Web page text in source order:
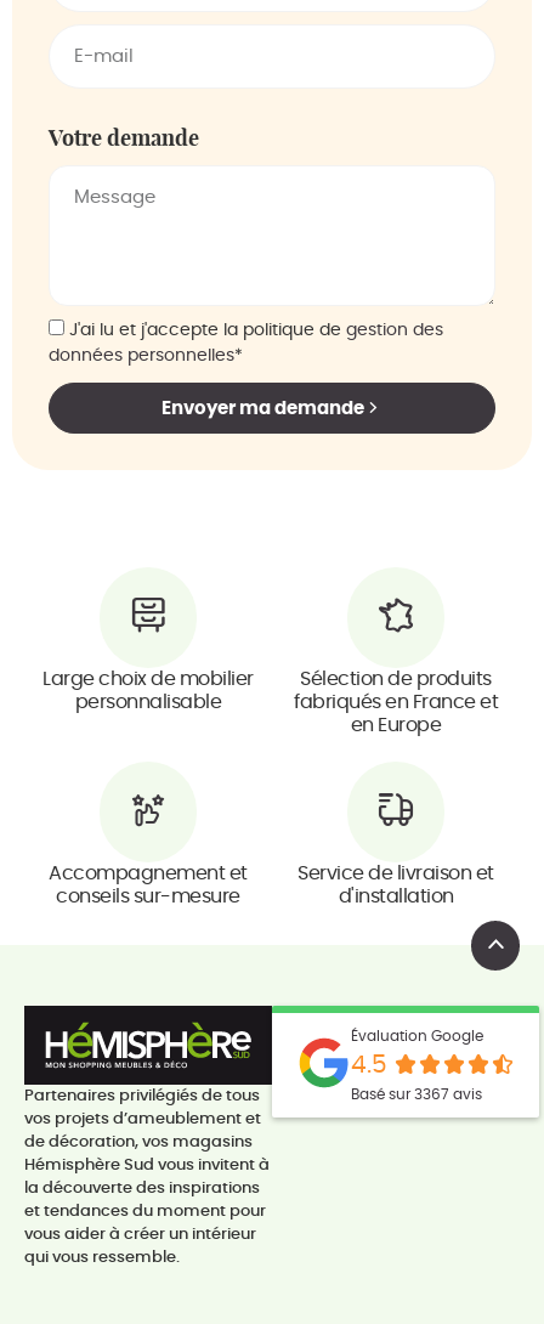
Votre demande
J'ai lu et j'accepte la politique de gestion des
données personnelles*
Envoyer ma demande
Large choix de mobilier
personnalisable
Sélection de produits
fabriqués en France et
en Europe
Accompagnement et
conseils sur-mesure
Service de livraison et
d'installation
Partenaires privilégiés de tous
vos projets d’ameublement et
de décoration, vos magasins
Hémisphère Sud vous invitent à
la découverte des inspirations
et tendances du moment pour
vous aider à créer un intérieur
qui vous ressemble.
Évaluation Google
4.5
Basé sur 3367 avis